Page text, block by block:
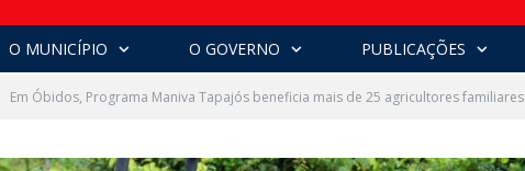
O MUNICÍPIO O GOVERNO PUBLICAÇÕES
Em Óbidos, Programa Maniva Tapajós beneficia mais de 25 agricultores familiares